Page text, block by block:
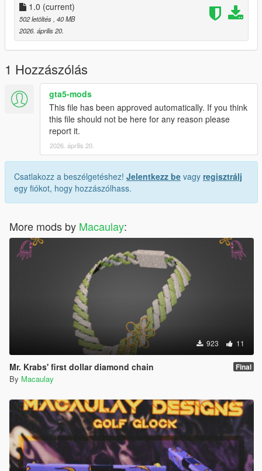
1.0 (current)
502 letöltés, 40 MB
2026. április 20.
1 Hozzászólás
gta5-mods
This file has been approved automatically. If you think
this file should not be here for any reason please
report it.
2026. április 20.
Csatlakozz a beszélgetéshez! Jelentkezz be vagy regisztrálj
egy fiókot, hogy hozzászólhass.
More mods by Macaulay:
923 11
Mr. Krabs' first dollar diamond chain Final
By Macaulay